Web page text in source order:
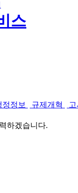
정정보 규제개혁
하겠습니다.